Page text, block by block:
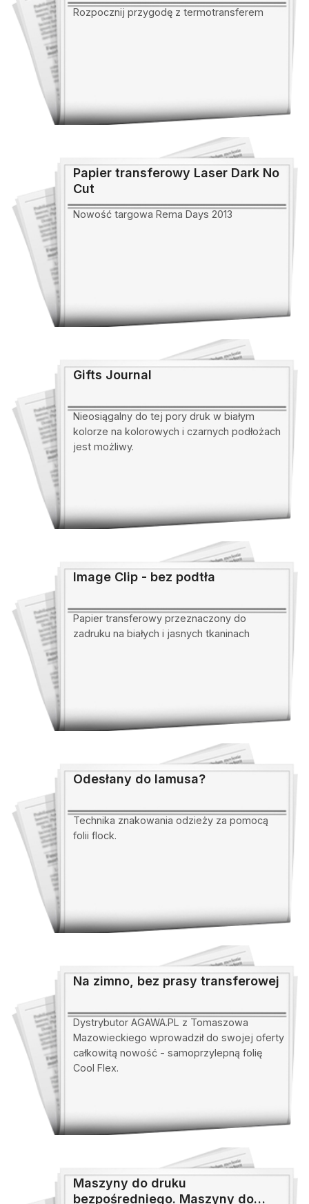
Rozpocznij przygodę z termotransferem
Papier transferowy Laser Dark No
Cut
Nowość targowa Rema Days 2013
Gifts Journal
Nieosiągalny do tej pory druk w białym
kolorze na kolorowych i czarnych podłożach
jest możliwy.
Image Clip - bez podtła
Papier transferowy przeznaczony do
zadruku na białych i jasnych tkaninach
Odesłany do lamusa?
Technika znakowania odzieży za pomocą
folii flock.
Na zimno, bez prasy transferowej
Dystrybutor AGAWA.PL z Tomaszowa
Mazowieckiego wprowadził do swojej oferty
całkowitą nowość - samoprzylepną folię
Cool Flex.
Maszyny do druku
bezpośredniego. Maszyny do